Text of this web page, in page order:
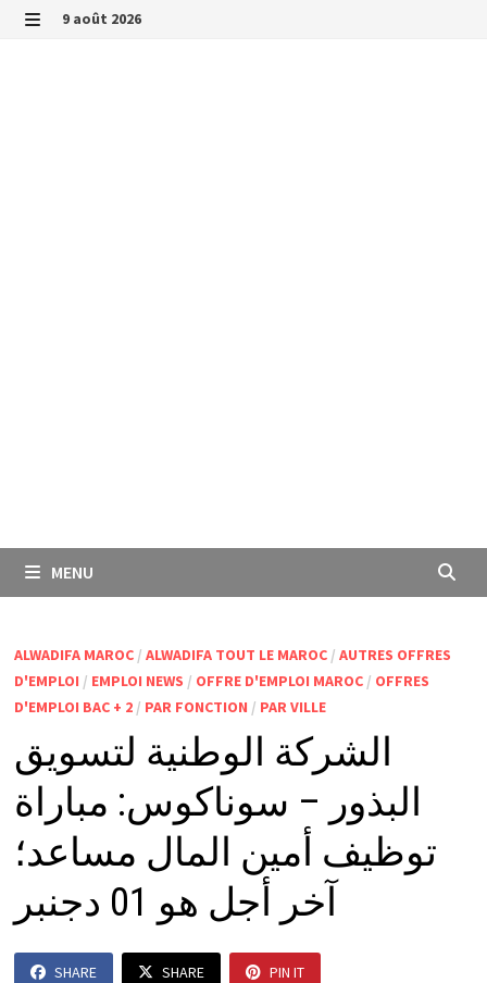
Passer
9 août 2026
MENU
ALWADIFA MAROC/ ALWADIFA TOUT LE MAROC/ AUTRES OFFRES
D'EMPLOI / EMPLOI NEWS / OFFRE D'EMPLOI MAROC/ OFFRES
D'EMPLOI BAC + 2/ PAR FONCTION / PAR VILLE
الشركة الوطنية لتسويق
البذور – سوناكوس: مباراة
توظيف أمين المال مساعد؛
آخر أجل هو 01 دجنبر
SHARE SHARE PIN IT